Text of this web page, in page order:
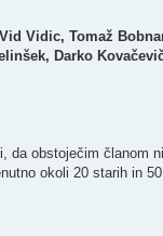
Vidic, Tomaž
Darko
obstoječim članom
okoli 20 starih in